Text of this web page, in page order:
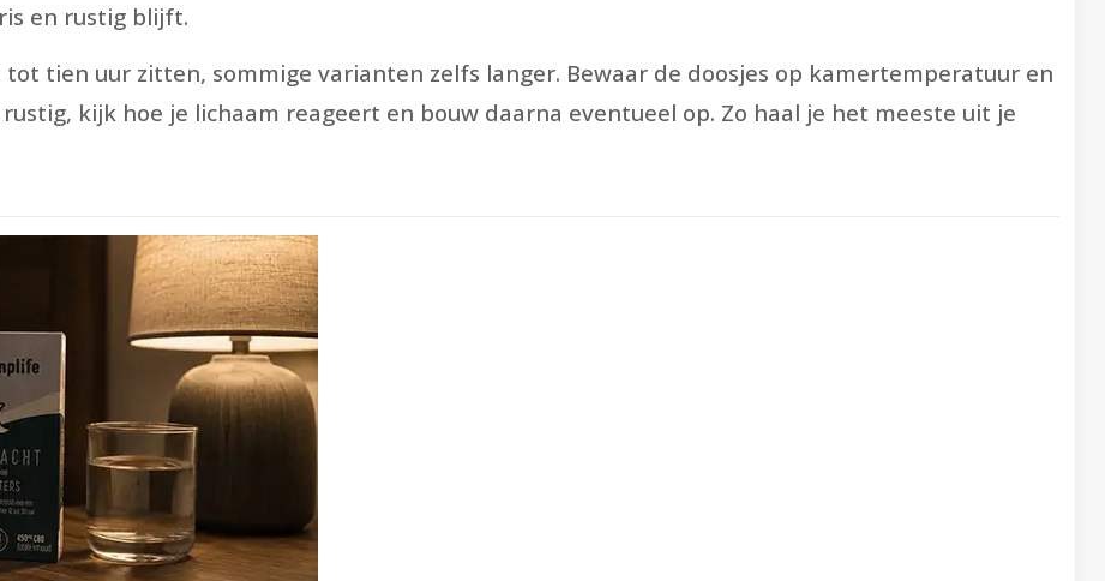
en rustig blijft.
tien uur zitten, sommige varianten zelfs langer. Bewaar de doosjes op kamertemperatuur en
kijk hoe je lichaam reageert en bouw daarna eventueel op. Zo haal je het meeste uit je